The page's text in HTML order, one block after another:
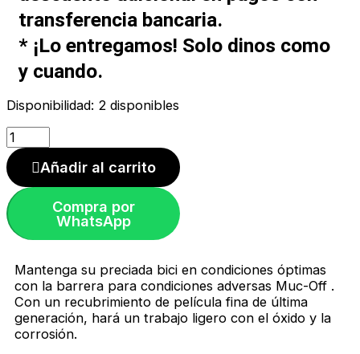
transferencia bancaria.
* ¡Lo entregamos! Solo dinos como
y cuando.
Disponibilidad: 2 disponibles
Corrosion
HCB-
1
-
400ml
Muc-
Off
cantidad
Añadir al carrito
Compra por
WhatsApp
Mantenga su preciada bici en condiciones óptimas
con la barrera para condiciones adversas Muc-Off .
Con un recubrimiento de película fina de última
generación, hará un trabajo ligero con el óxido y la
corrosión.